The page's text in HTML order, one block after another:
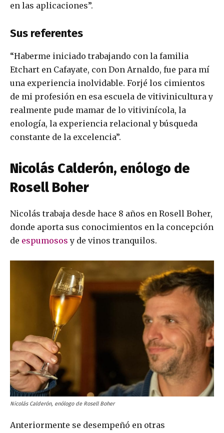
en las aplicaciones”.
Sus referentes
“Haberme iniciado trabajando con la familia
Etchart en Cafayate, con Don Arnaldo, fue para mí
una experiencia inolvidable. Forjé los cimientos
de mi profesión en esa escuela de vitivinicultura y
realmente pude mamar de lo vitivinícola, la
enología, la experiencia relacional y búsqueda
constante de la excelencia”.
Nicolás Calderón, enólogo de
Rosell Boher
Nicolás trabaja desde hace 8 años en Rosell Boher,
donde aporta sus conocimientos en la concepción
de espumosos y de vinos tranquilos.
Nicolás Calderón, enólogo de Rosell Boher
Anteriormente se desempeñó en otras